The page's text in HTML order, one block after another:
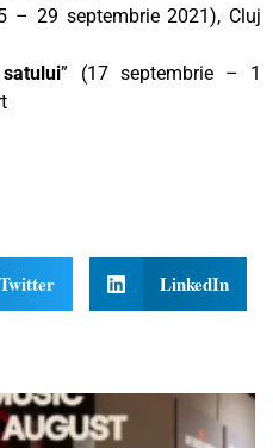
– 29 septembrie 2021), Cluj
” (17 septembrie – 1
Twitter LinkedIn